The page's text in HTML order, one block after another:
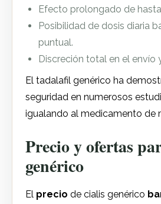
Efecto prolongado de
Posibilidad de dosis diaria
puntual.
Discreción total en el envío
El tadalafil genérico ha
seguridad en numerosos
igualando al medicamento de
Precio y ofertas
genérico
El precio de cialis genérico